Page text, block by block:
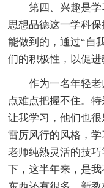
第四、兴趣是
思想品德这一学科
能做到的，通过“自
们的积极性，以促进
作为一名年轻
点难点把握不住。
让我学习，他们也
雷厉风行的风格，
老师纯熟灵活的技
下，这半年来，是